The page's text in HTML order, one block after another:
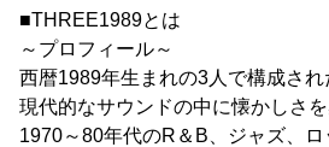
■THREE1989とは
～プロフィール～
西暦1989年生まれの3人で構成され
現代的なサウンドの中に懐かしさ
1970～80年代のR＆B、ジャズ、